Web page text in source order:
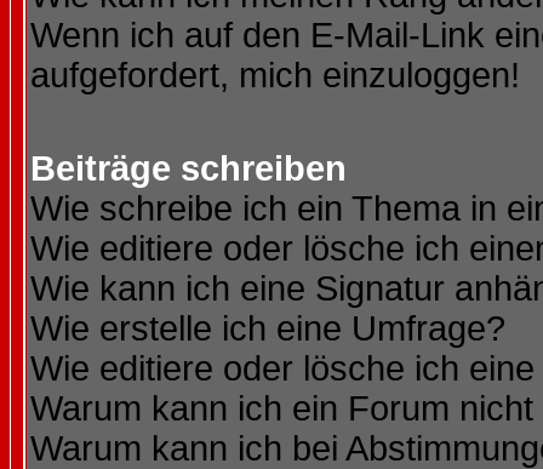
Wenn ich auf den E-Mail-Link
aufgefordert, mich einzuloggen!
Beiträge schreiben
Wie schreibe ich ein Thema in
Wie editiere oder lösche ich
Wie kann ich eine Signatur
Wie erstelle ich eine Umfrage?
Wie editiere oder lösche ich
Warum kann ich ein Forum
Warum kann ich bei